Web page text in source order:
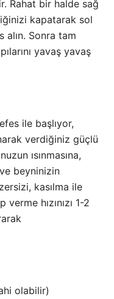
Rahat bir halde sağ
kapatarak sol
alın. Sonra tam
yavaş yavaş
ile başlıyor,
verdiğiniz güçlü
ısınmasına,
beyninizin
kasılma ile
hızınızı 1-2
olabilir)